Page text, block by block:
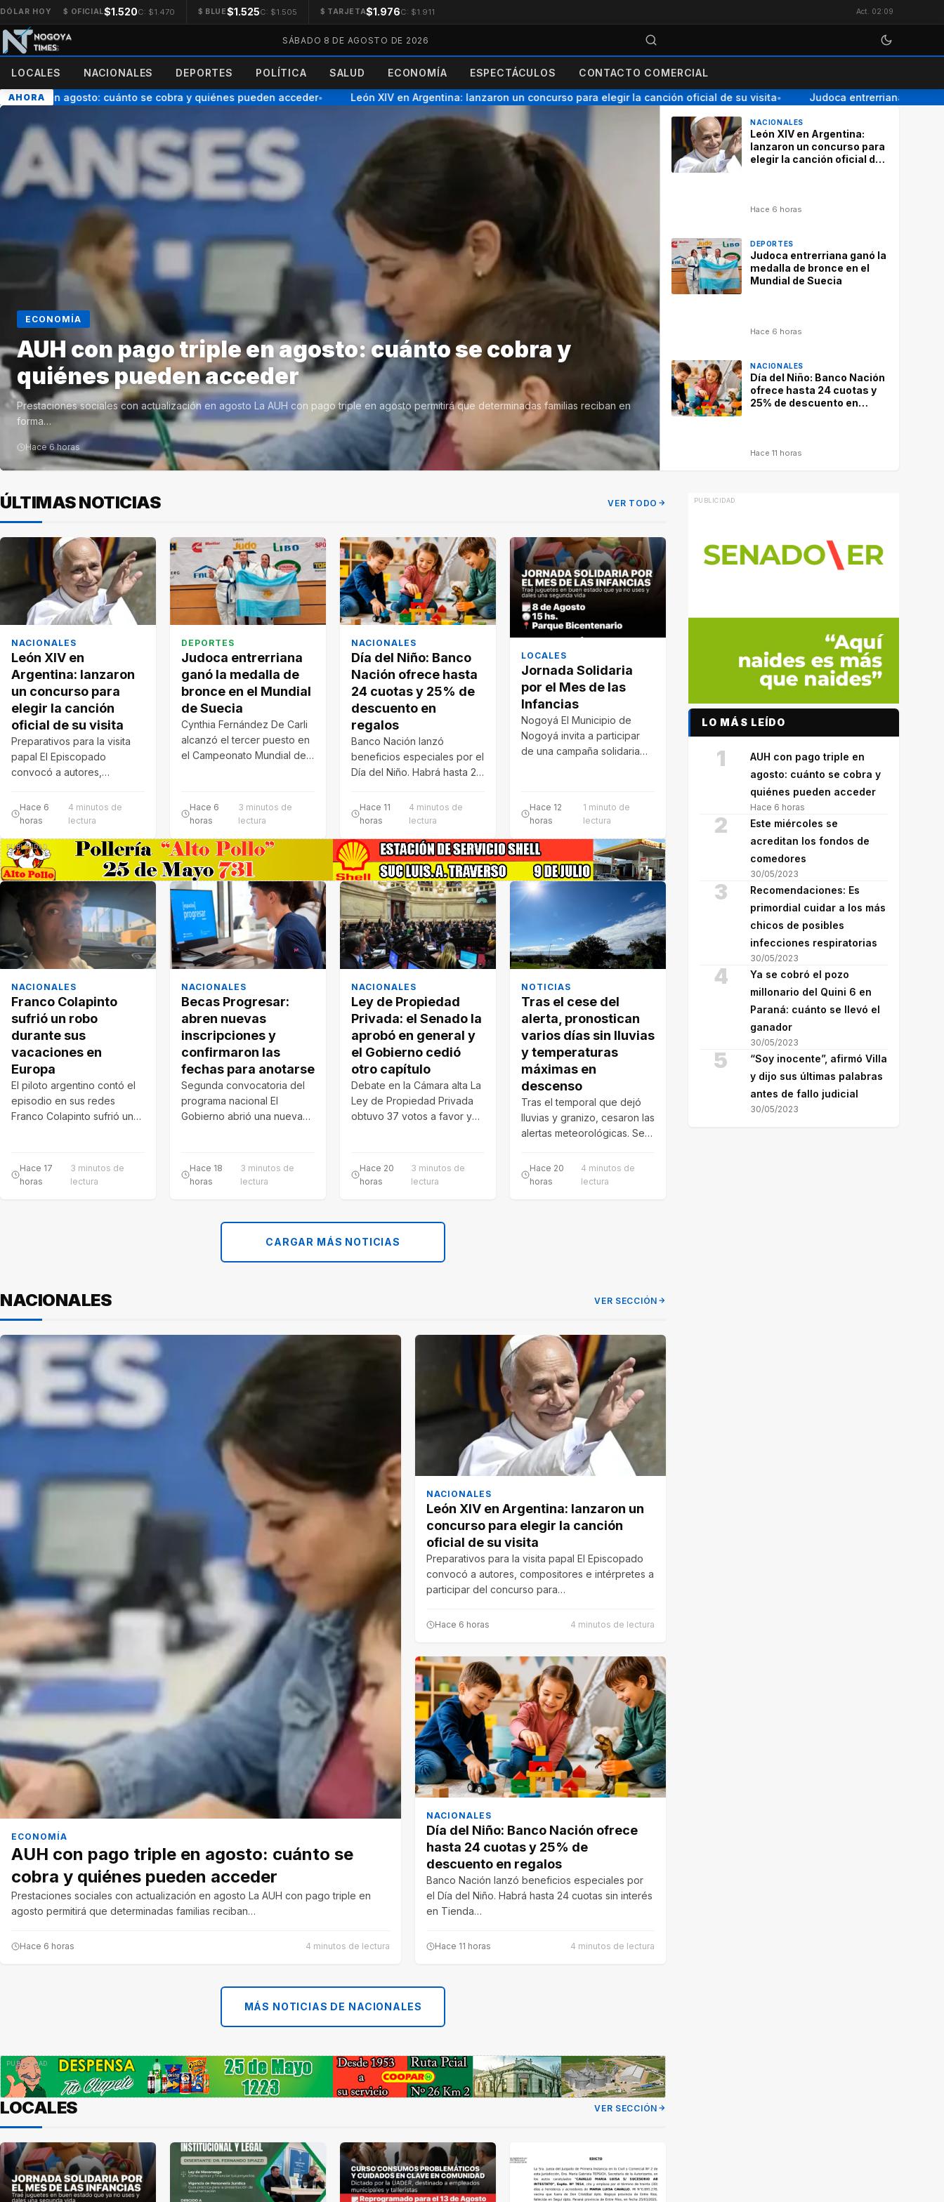
DÓLAR HOY $ OFICIAL$1.520C: $1.470 $ BLUE$1.525C: $1.505 $ TARJETA$1.976C: $1.911 Act. 02:09
SÁBADO 8 DE AGOSTO DE 2026
LOCALES NACIONALES DEPORTES POLÍTICA SALUD ECONOMÍA ESPECTÁCULOS CONTACTO COMERCIAL
AHORAen agosto: cuánto se cobra y quiénes pueden acceder● León XIV en Argentina: lanzaron un concurso para elegir la canción oficial de su visita● Judoca entrerriana ganó la
ECONOMÍA
AUH con pago triple en agosto: cuánto se cobra y
quiénes pueden acceder
Prestaciones sociales con actualización en agosto La AUH con pago triple en agosto permitirá que determinadas familias reciban en
forma…
Hace 6 horas
NACIONALES
León XIV en Argentina:
lanzaron un concurso para
elegir la canción oficial de
Hace 6 horas
DEPORTES
Judoca entrerriana ganó la
medalla de bronce en el
Mundial de Suecia
Hace 6 horas
NACIONALES
Día del Niño: Banco Nación
ofrece hasta 24 cuotas y
25% de descuento en
Hace 11 horas
ÚLTIMAS NOTICIAS VER TODO
NACIONALES
León XIV en
Argentina: lanzaron
un concurso para
elegir la canción
oficial de su visita
Preparativos para la visita
papal El Episcopado
convocó a autores,
a participar del concurso
para…
Hace 6
horas
4 minutos de
lectura
DEPORTES
Judoca entrerriana
ganó la medalla de
bronce en el Mundial
de Suecia
Cynthia Fernández De Carli
alcanzó el tercer puesto en
el Campeonato Mundial de
Hace 6
horas
3 minutos de
lectura
NACIONALES
Día del Niño: Banco
Nación ofrece hasta
24 cuotas y 25% de
descuento en
regalos
Banco Nación lanzó
beneficios especiales por el
Día del Niño. Habrá hasta 24
Tienda…
Hace 11
horas
4 minutos de
lectura
LOCALES
Jornada Solidaria
por el Mes de las
Infancias
Nogoyá El Municipio de
Nogoyá invita a participar
de una campaña solidaria
Hace 12
horas
1 minuto de
lectura
NACIONALES
Franco Colapinto
sufrió un robo
durante sus
vacaciones en
Europa
El piloto argentino contó el
episodio en sus redes
Franco Colapinto sufrió un
Hace 17
horas
3 minutos de
lectura
NACIONALES
Becas Progresar:
abren nuevas
inscripciones y
confirmaron las
fechas para anotarse
Segunda convocatoria del
programa nacional El
Gobierno abrió una nueva
inscripciones…
Hace 18
horas
3 minutos de
lectura
NACIONALES
Ley de Propiedad
Privada: el Senado la
aprobó en general y
el Gobierno cedió
otro capítulo
Debate en la Cámara alta La
Ley de Propiedad Privada
obtuvo 37 votos a favor y
Hace 20
horas
3 minutos de
lectura
NOTICIAS
Tras el cese del
alerta, pronostican
varios días sin lluvias
y temperaturas
máximas en
descenso
Tras el temporal que dejó
lluvias y granizo, cesaron las
alertas meteorológicas. Se
con…
Hace 20
horas
4 minutos de
lectura
CARGAR MÁS NOTICIAS
NACIONALES VER SECCIÓN
ECONOMÍA
AUH con pago triple en agosto: cuánto se
cobra y quiénes pueden acceder
Prestaciones sociales con actualización en agosto La AUH con pago triple en
agosto permitirá que determinadas familias reciban…
Hace 6 horas 4 minutos de lectura
NACIONALES
León XIV en Argentina: lanzaron un
concurso para elegir la canción
oficial de su visita
Preparativos para la visita papal El Episcopado
convocó a autores, compositores e intérpretes a
participar del concurso para…
Hace 6 horas 4 minutos de lectura
NACIONALES
Día del Niño: Banco Nación ofrece
hasta 24 cuotas y 25% de
descuento en regalos
Banco Nación lanzó beneficios especiales por
el Día del Niño. Habrá hasta 24 cuotas sin interés
en Tienda…
Hace 11 horas 4 minutos de lectura
MÁS NOTICIAS DE NACIONALES
LOCALES VER SECCIÓN
LO MÁS LEÍDO
1
AUH con pago triple en
agosto: cuánto se cobra y
quiénes pueden acceder
Hace 6 horas
2
Este miércoles se
acreditan los fondos de
comedores
30/05/2023
3
Recomendaciones: Es
primordial cuidar a los más
chicos de posibles
infecciones respiratorias
30/05/2023
4
Ya se cobró el pozo
millonario del Quini 6 en
Paraná: cuánto se llevó el
ganador
30/05/2023
5
“Soy inocente”, afirmó Villa
y dijo sus últimas palabras
antes de fallo judicial
30/05/2023